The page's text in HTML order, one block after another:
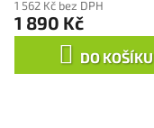
1 562 Kč bez DPH
1 890 Kč
DO KOŠÍKU